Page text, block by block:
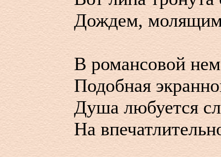
Дождем,
В романсовой
Подобная
Душа любуется
На